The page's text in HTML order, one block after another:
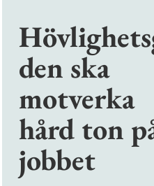
den ska
motverka
hård ton
jobbet